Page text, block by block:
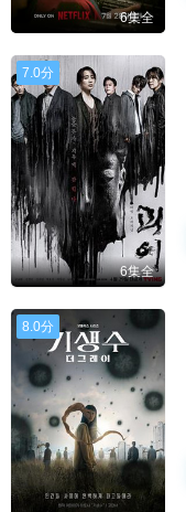
6集全
7.0分
6集全
8.0分